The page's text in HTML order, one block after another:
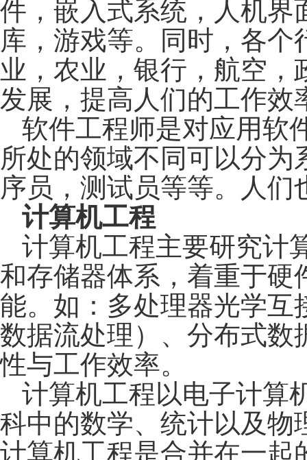
件，嵌入式系统，人机界
库，游戏等。同时，各
业，农业，银行，航空
发展，提高人们的工作效
软件工程师是对应用软
所处的领域不同可以分
序员，测试员等等。人
计算机工程
计算机工程主要研究计
和存储器体系，着重于硬
能。如：多处理器光学互
数据流处理）、分布式数
性与工作效率。
计算机工程以电子计算
科中的数学、统计以及物
计算机工程是合并在一起